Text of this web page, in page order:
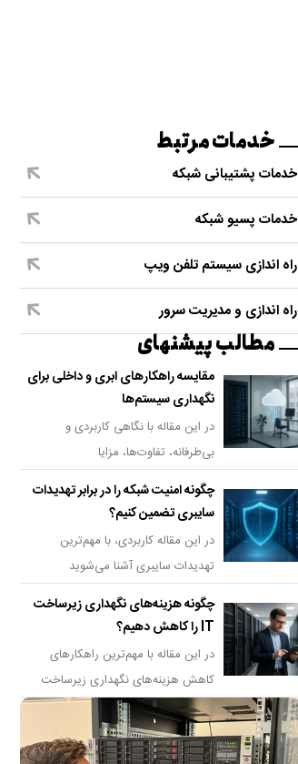
خدمات مرتبط
خدمات پشتیبانی شبکه
خدمات پسیو شبکه
راه اندازی سیستم تلفن ویپ
راه اندازی و مدیریت سرور
مطالب پیشنهای
مقایسه راهکارهای ابری و داخلی برای
نگهداری سیستم‌ها
در این مقاله با نگاهی کاربردی و
بی‌طرفانه، تفاوت‌ها، مزایا
چگونه امنیت شبکه را در برابر تهدیدات
سایبری تضمین کنیم؟
در این مقاله کاربردی، با مهم‌ترین
تهدیدات سایبری آشنا می‌شوید
چگونه هزینه‌های نگهداری زیرساخت
IT را کاهش دهیم؟
در این مقاله با مهم‌ترین راهکارهای
کاهش هزینه‌های نگهداری زیرساخت